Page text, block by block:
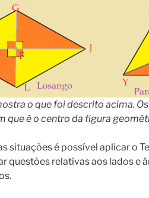
o que foi descrito acima.
que é o centro da figura
situações é possível aplicar o
questões relativas aos lados e